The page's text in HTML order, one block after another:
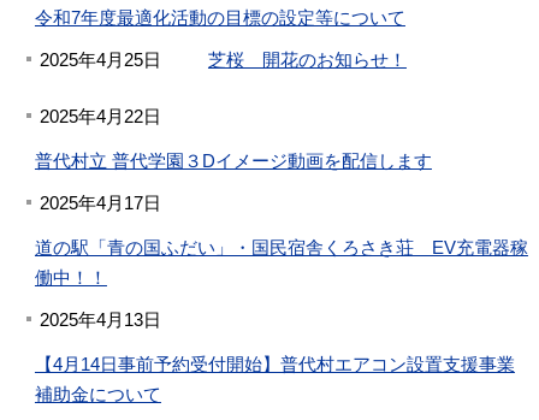
令和7年度最適化活動の目標の設定等について
2025年4月25日 芝桜 開花のお知らせ！
2025年4月22日
普代村立 普代学園３Dイメージ動画を配信します
2025年4月17日
道の駅「青の国ふだい」・国民宿舎くろさき荘 EV充電器稼
働中！！
2025年4月13日
【4月14日事前予約受付開始】普代村エアコン設置支援事業
補助金について